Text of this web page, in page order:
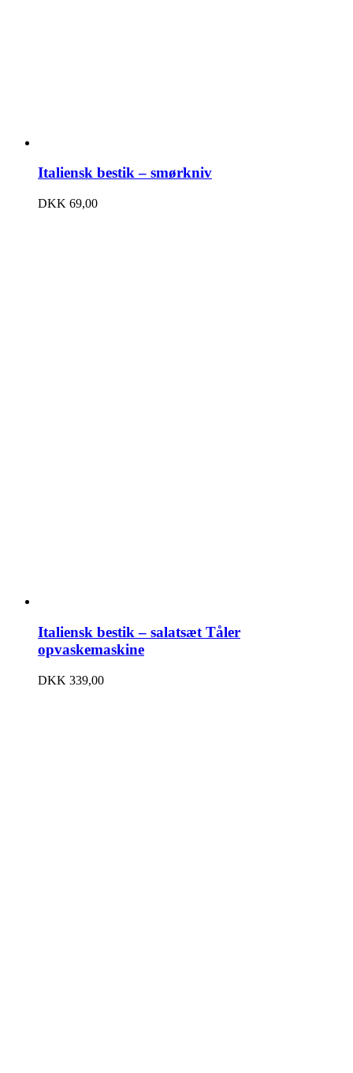
Italiensk bestik – smørkniv
DKK 69,00
Italiensk bestik – salatsæt Tåler
opvaskemaskine
DKK 339,00